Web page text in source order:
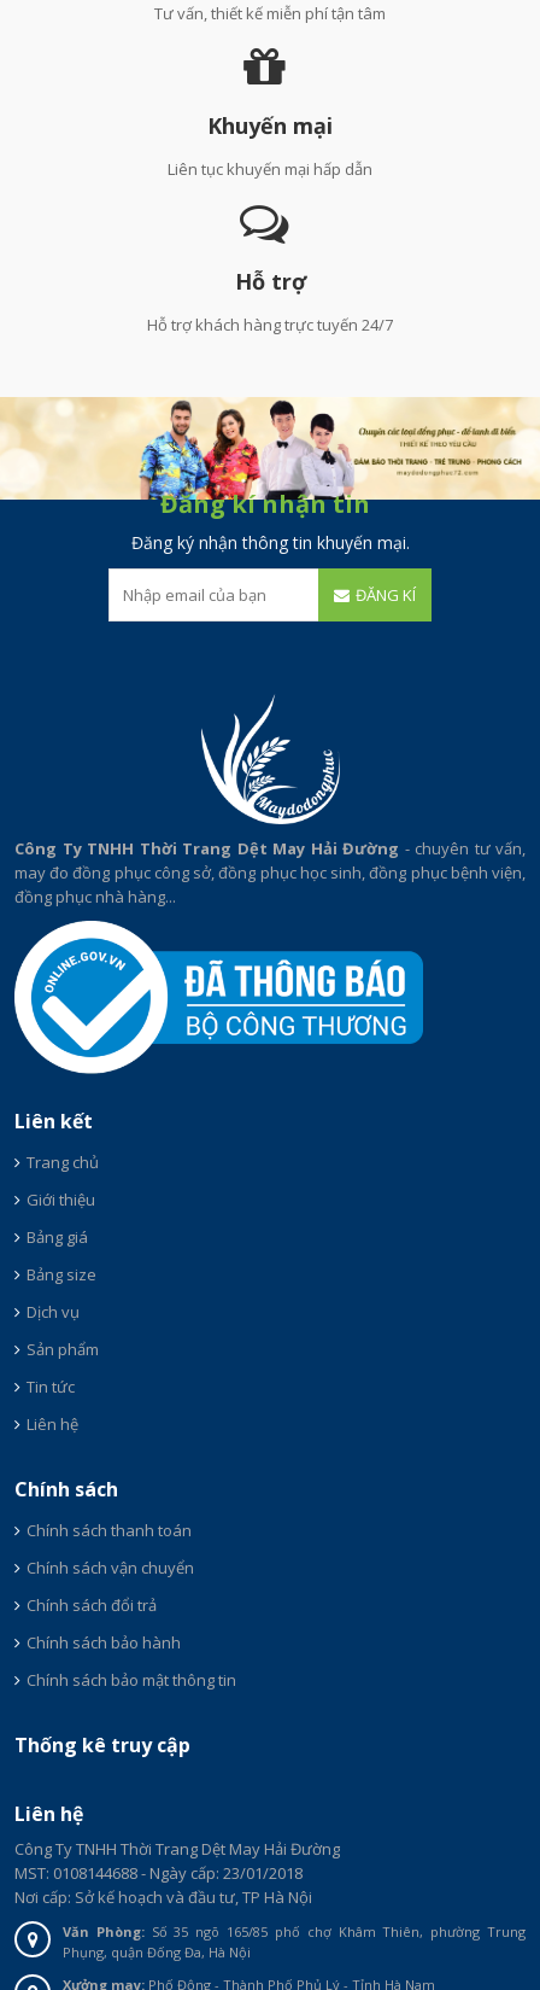
Tư vấn, thiết kế miễn phí tận tâm
Khuyến mại
Liên tục khuyến mại hấp dẫn
Hỗ trợ
Hỗ trợ khách hàng trực tuyến 24/7
Đăng kí nhận tin
Đăng ký nhận thông tin khuyến mại.
ĐĂNG KÍ
Công Ty TNHH Thời Trang Dệt May Hải Đường - chuyên tư vấn,
may đo đồng phục công sở, đồng phục học sinh, đồng phục bệnh viện,
đồng phục nhà hàng...
Liên kết
Trang chủ
Giới thiệu
Bảng giá
Bảng size
Dịch vụ
Sản phẩm
Tin tức
Liên hệ
Chính sách
Chính sách thanh toán
Chính sách vận chuyển
Chính sách đổi trả
Chính sách bảo hành
Chính sách bảo mật thông tin
Thống kê truy cập
Liên hệ
Công Ty TNHH Thời Trang Dệt May Hải Đường
MST: 0108144688 - Ngày cấp: 23/01/2018
Nơi cấp: Sở kế hoạch và đầu tư, TP Hà Nội
Văn Phòng: Số 35 ngõ 165/85 phố chợ Khâm Thiên, phường Trung
Phụng, quận Đống Đa, Hà Nội
Xưởng may: Phố Động - Thành Phố Phủ Lý - Tỉnh Hà Nam